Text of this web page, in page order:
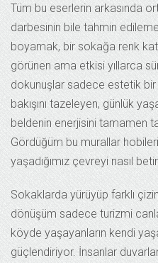
Tüm bu eserlerin arkasında
darbesinin bile tahmin
boyamak, bir sokağa renk
görünen ama etkisi yıllarca
dokunuşlar sadece estetik bir
bakışını tazeleyen, günlük
beldenin enerjisini tamamen
Gördüğüm bu murallar
yaşadığımız çevreyi nasıl
Sokaklarda yürüyüp farklı
dönüşüm sadece turizmi
köyde yaşayanların kendi
güçlendiriyor. İnsanlar